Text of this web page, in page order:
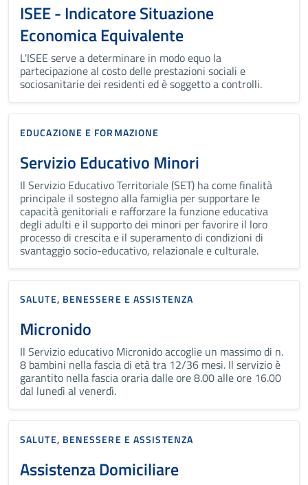
ISEE - Indicatore Situazione
Economica Equivalente
L'ISEE serve a determinare in modo equo la
partecipazione al costo delle prestazioni sociali e
sociosanitarie dei residenti ed è soggetto a controlli.
EDUCAZIONE E FORMAZIONE
Servizio Educativo Minori
Il Servizio Educativo Territoriale (SET) ha come finalità
principale il sostegno alla famiglia per supportare le
capacità genitoriali e rafforzare la funzione educativa
degli adulti e il supporto dei minori per favorire il loro
processo di crescita e il superamento di condizioni di
svantaggio socio-educativo, relazionale e culturale.
SALUTE, BENESSERE E ASSISTENZA
Micronido
Il Servizio educativo Micronido accoglie un massimo di n.
8 bambini nella fascia di età tra 12/36 mesi. Il servizio è
garantito nella fascia oraria dalle ore 8.00 alle ore 16.00
dal lunedì al venerdì.
SALUTE, BENESSERE E ASSISTENZA
Assistenza Domiciliare